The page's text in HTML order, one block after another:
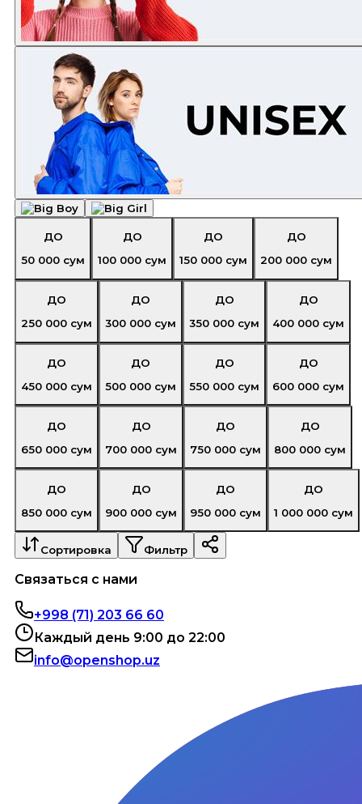
ДО
50 000 сум
ДО
100 000 сум
ДО
150 000 сум
ДО
200 000 сум
ДО
250 000 сум
ДО
300 000 сум
ДО
350 000 сум
ДО
400 000 сум
ДО
450 000 сум
ДО
500 000 сум
ДО
550 000 сум
ДО
600 000 сум
ДО
650 000 сум
ДО
700 000 сум
ДО
750 000 сум
ДО
800 000 сум
ДО
850 000 сум
ДО
900 000 сум
ДО
950 000 сум
ДО
1 000 000 сум
Сортировка Фильтр
Связаться с нами
+998 (71) 203 66 60
Каждый день 9:00 до 22:00
info@openshop.uz